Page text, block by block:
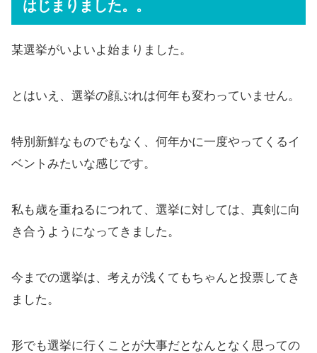
はじまりました。。
某選挙がいよいよ始まりました。
とはいえ、選挙の顔ぶれは何年も変わっていません。
特別新鮮なものでもなく、何年かに一度やってくるイ
ベントみたいな感じです。
私も歳を重ねるにつれて、選挙に対しては、真剣に向
き合うようになってきました。
今までの選挙は、考えが浅くてもちゃんと投票してき
ました。
形でも選挙に行くことが大事だとなんとなく思っての